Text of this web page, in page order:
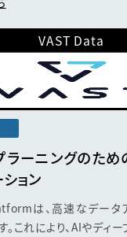
VAST Data
ラーニングのため
ョン
は、高速なデータ
。これにより、AIやディ